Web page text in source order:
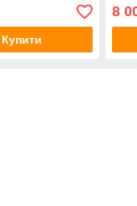
Купити
8